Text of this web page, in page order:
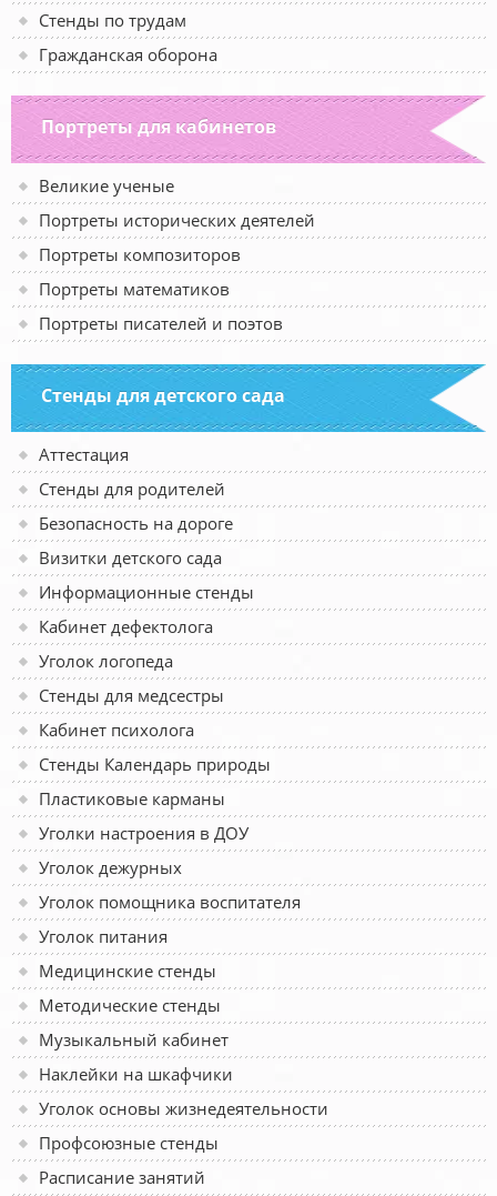
Стенды по трудам
Гражданская оборона
Портреты для кабинетов
Великие ученые
Портреты исторических деятелей
Портреты композиторов
Портреты математиков
Портреты писателей и поэтов
Стенды для детского сада
Аттестация
Стенды для родителей
Безопасность на дороге
Визитки детского сада
Информационные стенды
Кабинет дефектолога
Уголок логопеда
Стенды для медсестры
Кабинет психолога
Стенды Календарь природы
Пластиковые карманы
Уголки настроения в ДОУ
Уголок дежурных
Уголок помощника воспитателя
Уголок питания
Медицинские стенды
Методические стенды
Музыкальный кабинет
Наклейки на шкафчики
Уголок основы жизнедеятельности
Профсоюзные стенды
Расписание занятий